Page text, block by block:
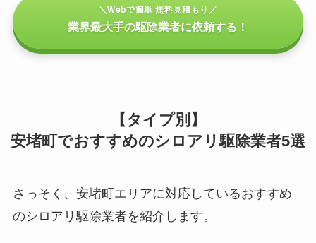
＼Webで簡単 無料見積もり／
業界最大手の駆除業者に依頼する！
【タイプ別】
安堵町でおすすめのシロアリ駆除業者5選
さっそく、安堵町エリアに対応しているおすすめ
のシロアリ駆除業者を紹介します。